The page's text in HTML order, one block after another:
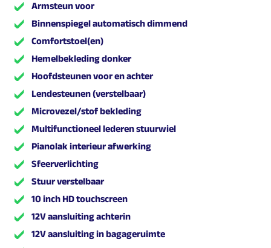
Armsteun voor
Binnenspiegel automatisch dimmend
Comfortstoel(en)
Hemelbekleding donker
Hoofdsteunen voor en achter
Lendesteunen (verstelbaar)
Microvezel/stof bekleding
Multifunctioneel lederen stuurwiel
Pianolak interieur afwerking
Sfeerverlichting
Stuur verstelbaar
10 inch HD touchscreen
12V aansluiting achterin
12V aansluiting in bagageruimte